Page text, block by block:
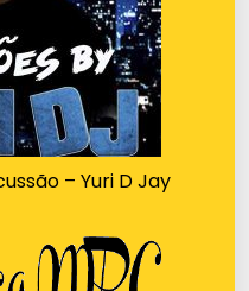
– Yuri D Jay